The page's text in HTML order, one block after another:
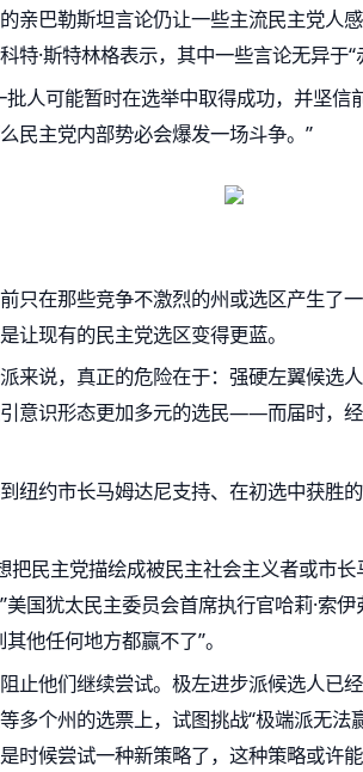
亲巴勒斯坦言论仍让一些主流民主党人
特·斯特林格表示，其中一些言论无异于
批人可能暂时在选举中取得成功，并坚信
民主党内部势必会爆发一场斗争。”
只在那些竞争不激烈的州或选区产生了
让现有的民主党选区变得更蓝。
来说，真正的危险在于：强硬左翼候选
意识形态更加多元的选民——而届时，
纽约市长马姆达尼支持、在初选中获胜
把民主党描绘成被民主社会主义者或市
美国犹太民主委员会首席执行官哈莉·索
他任何地方都赢不了”。
止他们继续尝试。极左进步派候选人已
多个州的选票上，试图挑战“极端派无法
时候尝试一种新策略了，这种策略或许